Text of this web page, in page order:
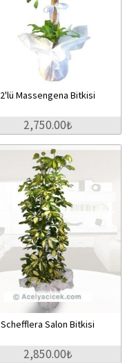
2'lü Massengena Bitkisi
2,750.00₺
Schefflera Salon Bitkisi
2,850.00₺